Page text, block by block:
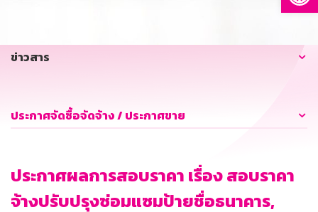
ข่าวสาร
ประกาศจัดซื้อจัดจ้าง / ประกาศขาย
ประกาศผลการสอบราคา เรื่อง สอบราคา
จ้างปรับปรุงซ่อมแซมป้ายชื่อธนาคาร,